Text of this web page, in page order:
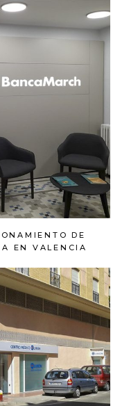
DE
EN VALENCIA